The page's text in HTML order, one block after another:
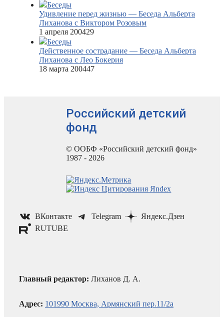
Беседы
Удивление перед жизнью — Беседа Альберта
Лиханова с Виктором Розовым
1 апреля 200429
Беседы
Действенное сострадание — Беседа Альберта
Лиханова с Лео Бокерия
18 марта 200447
Российский детский
фонд
© ООБФ «Российский детский фонд»
1987 - 2026
ВКонтакте Telegram
Яндекс.Дзен
RUTUBE
Главный редактор: Лиханов Д. А.
Адрес: 101990 Москва, Армянский пер.11/2а